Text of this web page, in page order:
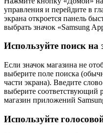
управления и перейдите в
экрана откроется панель
выбрать значок «Samsung
Используйте поиск на
Если значок магазина не
выберите поле поиска
части экрана). Введите
выберите соответствующий
магазин приложений
Используйте